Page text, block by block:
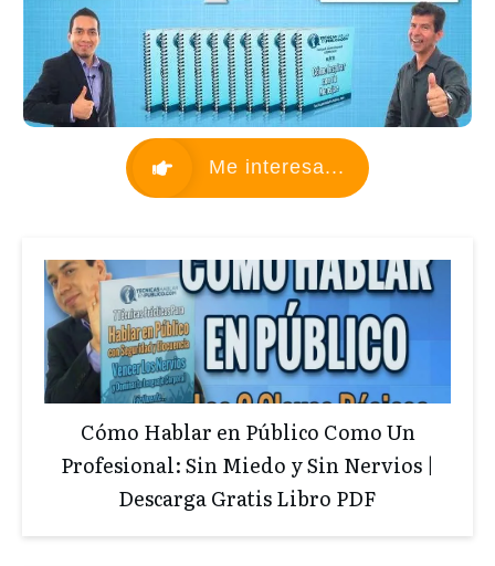
Me interesa...
Cómo Hablar en Público Como Un
Profesional: Sin Miedo y Sin Nervios |
Descarga Gratis Libro PDF